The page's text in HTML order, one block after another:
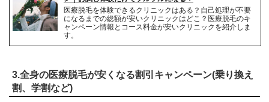
医療脱毛を体験できるクリニックはある？自己処理が不要
になるまでの総額が安いクリニックはどこ？医療脱毛のキ
ャンペーン情報とコース料金が安いクリニックを紹介しま
す。
3.全身の医療脱毛が安くなる割引キャンペーン(乗り換え
割、学割など)